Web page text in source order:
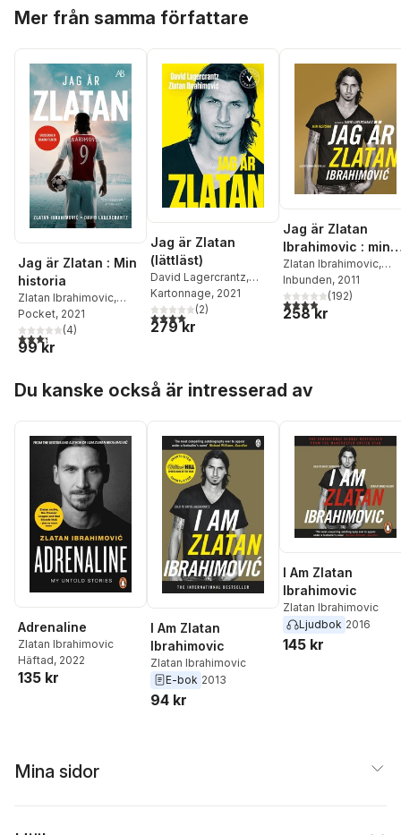
Mer från samma författare
Jag är Zlatan : Min
historia
Zlatan Ibrahimovic,
David Lagercrantz
Pocket, 2021
3,3utav 5 stjärnor. Totalt antal röster:
(4)
99 kr
Jag är Zlatan
(lättläst)
David Lagercrantz,
Zlatan Ibrahimovic
Kartonnage, 2021
4,0utav 5 stjärnor. Totalt antal röster:
(2)
279 kr
Jag är Zlatan
Ibrahimovic : min
historia
Zlatan Ibrahimovic,
David Lagercrantz
Inbunden, 2011
3,9utav 5 stjärnor.
(192)
258 kr
Du kanske också är intresserad av
Adrenaline
Zlatan Ibrahimovic
Häftad, 2022
135 kr
I Am Zlatan
Ibrahimovic
Zlatan Ibrahimovic
E-bok 2013
94 kr
I Am Zlatan
Ibrahimovic
Zlatan Ibrahimovic
Ljudbok 2016
145 kr
Mina sidor